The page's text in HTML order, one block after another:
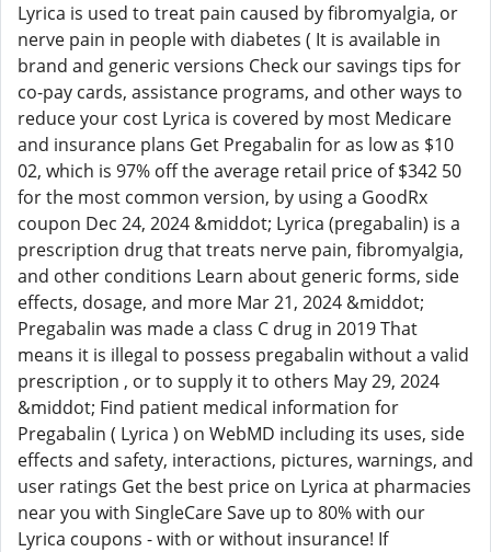
Lyrica is used to treat pain caused by fibromyalgia, or
nerve pain in people with diabetes ( It is available in
brand and generic versions Check our savings tips for
co-pay cards, assistance programs, and other ways to
reduce your cost Lyrica is covered by most Medicare
and insurance plans Get Pregabalin for as low as $10
02, which is 97% off the average retail price of $342 50
for the most common version, by using a GoodRx
coupon Dec 24, 2024 &middot; Lyrica (pregabalin) is a
prescription drug that treats nerve pain, fibromyalgia,
and other conditions Learn about generic forms, side
effects, dosage, and more Mar 21, 2024 &middot;
Pregabalin was made a class C drug in 2019 That
means it is illegal to possess pregabalin without a valid
prescription , or to supply it to others May 29, 2024
&middot; Find patient medical information for
Pregabalin ( Lyrica ) on WebMD including its uses, side
effects and safety, interactions, pictures, warnings, and
user ratings Get the best price on Lyrica at pharmacies
near you with SingleCare Save up to 80% with our
Lyrica coupons - with or without insurance! If